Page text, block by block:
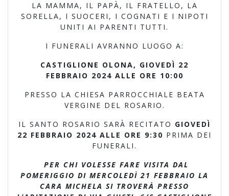
LA MAMMA, IL PAPÀ, IL FRATELLO, LA
SORELLA, I SUOCERI, I COGNATI E I NIPOTI
UNITI AI PARENTI TUTTI.
I FUNERALI AVRANNO LUOGO A:
CASTIGLIONE OLONA, GIOVEDÌ 22
FEBBRAIO 2024 ALLE ORE 10:00
PRESSO LA CHIESA PARROCCHIALE BEATA
VERGINE DEL ROSARIO.
IL SANTO ROSARIO SARÀ RECITATO GIOVEDÌ
22 FEBBRAIO 2024 ALLE ORE 9:30 PRIMA DEI
FUNERALI.
PER CHI VOLESSE FARE VISITA DAL
POMERIGGIO DI MERCOLEDÌ 21 FEBBRAIO LA
CARA MICHELA SI TROVERÀ PRESSO